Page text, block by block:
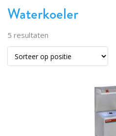
Waterkoeler
5 resultaten